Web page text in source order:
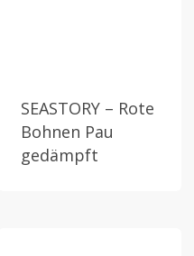
SEASTORY – Rote
Bohnen Pau
gedämpft